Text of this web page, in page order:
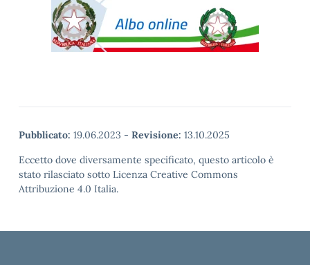
Pubblicato: 19.06.2023 - Revisione: 13.10.2025
Eccetto dove diversamente specificato, questo articolo è
stato rilasciato sotto Licenza Creative Commons
Attribuzione 4.0 Italia.